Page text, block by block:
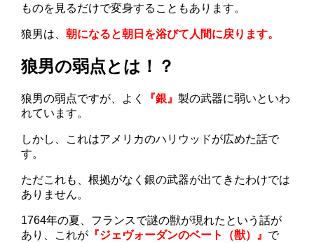
ものを見るだけで変身することもあります。
狼男は、朝になると朝日を浴びて人間に戻ります。
狼男の弱点とは！？
狼男の弱点ですが、よく 『銀』製の武器に弱いといわ
れています。
しかし、これはアメリカのハリウッドが広めた話で
す。
ただこれも、根拠がなく銀の武器が出てきたわけでは
ありません。
1764年の夏、フランスで謎の獣が現れたという話が
あり、これが 『ジェヴォーダンのベート（獣）』 で